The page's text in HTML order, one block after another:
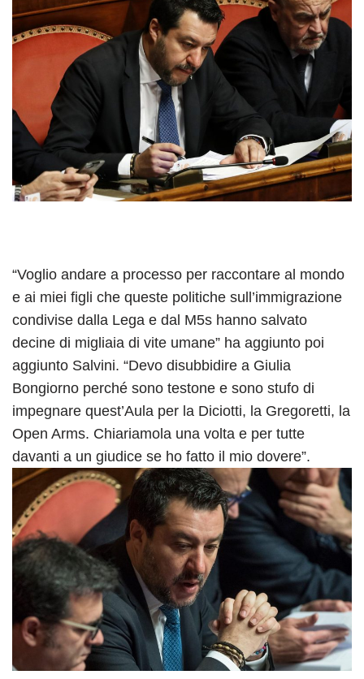
“Voglio andare a processo per raccontare al mondo
e ai miei figli che queste politiche sull’immigrazione
condivise dalla Lega e dal M5s hanno salvato
decine di migliaia di vite umane” ha aggiunto poi
aggiunto Salvini. “Devo disubbidire a Giulia
Bongiorno perché sono testone e sono stufo di
impegnare quest’Aula per la Diciotti, la Gregoretti, la
Open Arms. Chiariamola una volta e per tutte
davanti a un giudice se ho fatto il mio dovere”.